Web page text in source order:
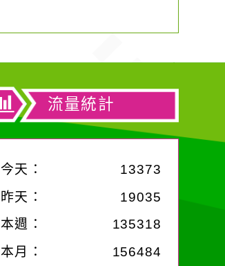
流量統計
今天： 13373
昨天： 19035
本週：
135318
本月：
156484